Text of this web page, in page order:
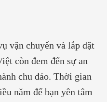
vận chuyển và lắp đặt
còn đem đến sự an
chu đáo. Thời gian
năm để bạn yên tâm